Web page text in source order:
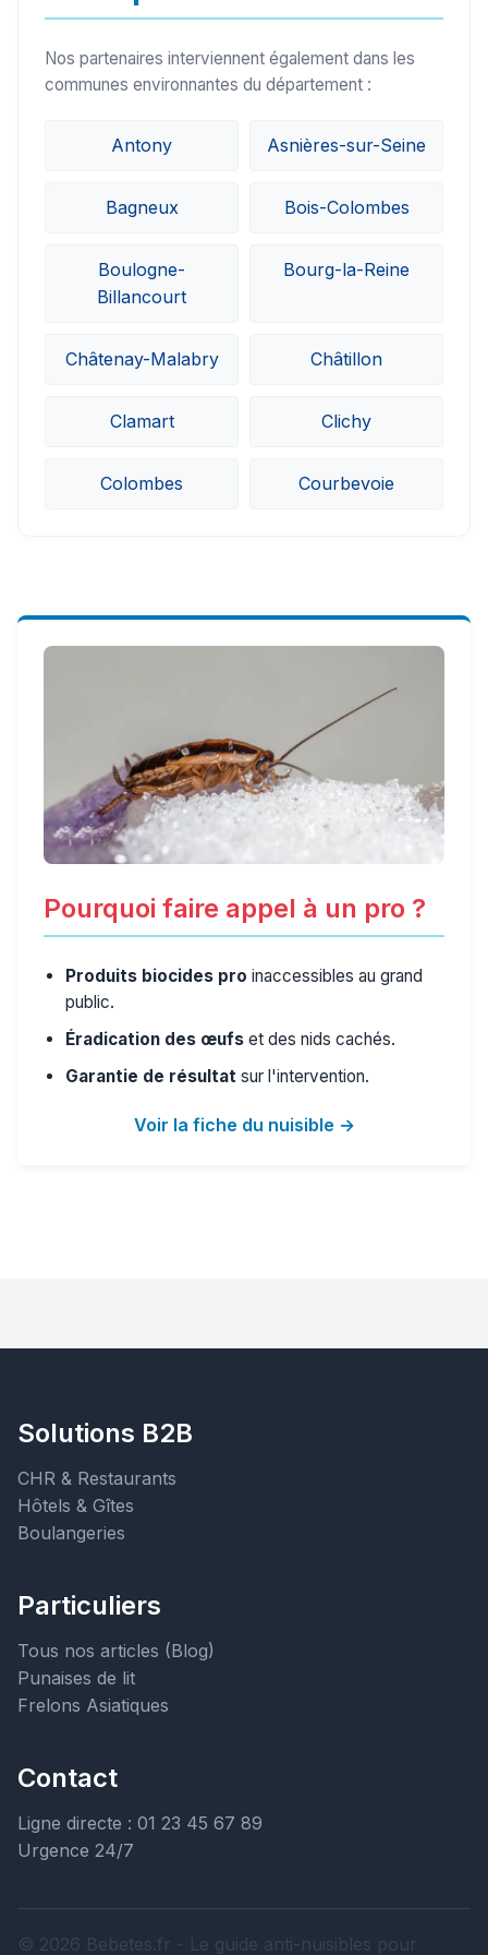
Nos partenaires interviennent également dans les
communes environnantes du département :
Antony Asnières-sur-Seine
Bagneux Bois-Colombes
Boulogne-
Billancourt
Bourg-la-Reine
Châtenay-Malabry Châtillon
Clamart Clichy
Colombes Courbevoie
Pourquoi faire appel à un pro ?
Produits biocides pro inaccessibles au grand
public.
Éradication des œufs et des nids cachés.
Garantie de résultat sur l'intervention.
Voir la fiche du nuisible →
Solutions B2B
CHR & Restaurants
Hôtels & Gîtes
Boulangeries
Particuliers
Tous nos articles (Blog)
Punaises de lit
Frelons Asiatiques
Contact
Ligne directe : 01 23 45 67 89
Urgence 24/7
© 2026 Bebetes.fr - Le guide anti-nuisibles pour